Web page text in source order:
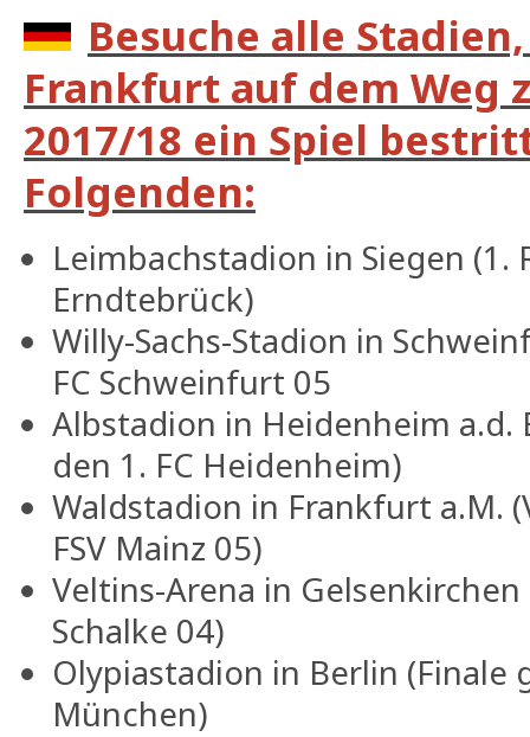
Besuche alle
Frankfurt auf dem Weg
2017/18 ein Spiel
Folgenden:
Leimbachstadion in Siegen (1.
Erndtebrück)
Willy-Sachs-Stadion in
FC Schweinfurt 05
Albstadion in Heidenheim a.d.
den 1. FC Heidenheim)
Waldstadion in Frankfurt a.M.
FSV Mainz 05)
Veltins-Arena in
Schalke 04)
Olypiastadion in Berlin (Finale
München)